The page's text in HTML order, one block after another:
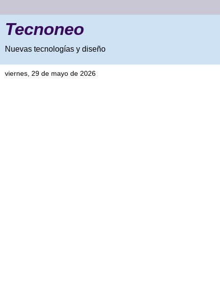
Tecnoneo
Nuevas tecnologías y diseño
viernes, 29 de mayo de 2026